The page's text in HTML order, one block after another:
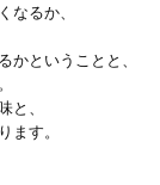
なるか、
かということと、
と、
ます。